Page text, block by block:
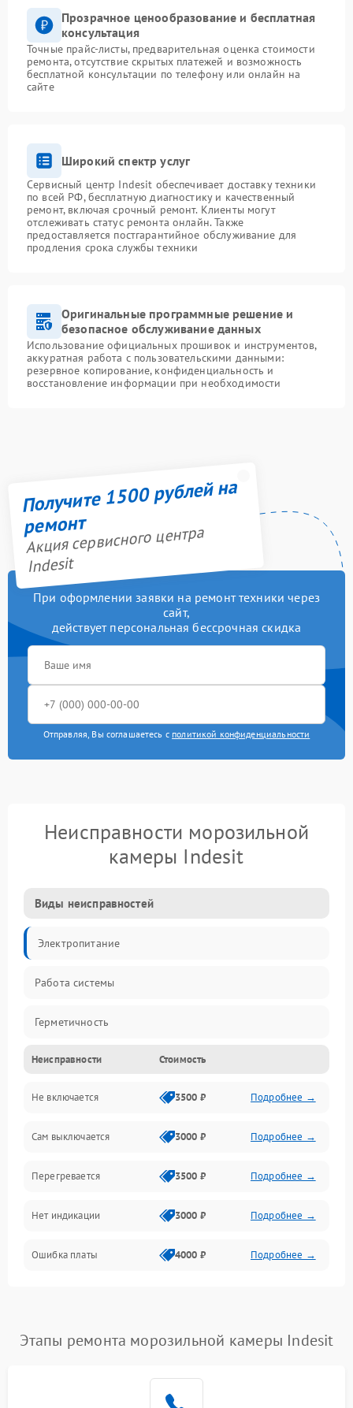
Прозрачное ценообразование и бесплатная
консультация
Точные прайс-листы, предварительная оценка стоимости
ремонта, отсутствие скрытых платежей и возможность
бесплатной консультации по телефону или онлайн на
сайте
Широкий спектр услуг
Сервисный центр Indesit обеспечивает доставку техники
по всей РФ, бесплатную диагностику и качественный
ремонт, включая срочный ремонт. Клиенты могут
отслеживать статус ремонта онлайн. Также
предоставляется постгарантийное обслуживание для
продления срока службы техники
Оригинальные программные решение и
безопасное обслуживание данных
Использование официальных прошивок и инструментов,
аккуратная работа с пользовательскими данными:
резервное копирование, конфиденциальность и
восстановление информации при необходимости
Получите 1500 рублей на
ремонт
Акция сервисного центра
Indesit
При оформлении заявки на ремонт техники через
сайт,
действует персональная бессрочная скидка
Отправляя, Вы соглашаетесь с политикой конфиденциальности
Неисправности морозильной
камеры Indesit
Виды неисправностей
Электропитание
Работа системы
Герметичность
Механика
Неисправности Стоимость
Не включается 3500 ₽ Подробнее →
Сам выключается 3000 ₽ Подробнее →
Перегревается 3500 ₽ Подробнее →
Нет индикации 3000 ₽ Подробнее →
Ошибка платы 4000 ₽ Подробнее →
Этапы ремонта морозильной камеры Indesit